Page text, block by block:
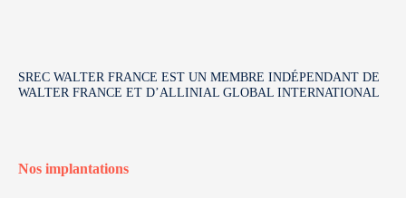
SREC WALTER FRANCE EST UN MEMBRE INDÉPENDANT DE
WALTER FRANCE ET D’ALLINIAL GLOBAL INTERNATIONAL
Nos implantations